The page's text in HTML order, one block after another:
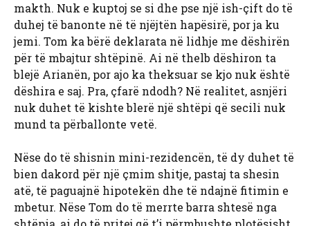
makth. Nuk e kuptoj se si dhe pse një ish-çift do të
duhej të banonte në të njëjtën hapësirë, por ja ku
jemi. Tom ka bërë deklarata në lidhje me dëshirën
për të mbajtur shtëpinë. Ai në thelb dëshiron ta
blejë Arianën, por ajo ka theksuar se kjo nuk është
dëshira e saj. Pra, çfarë ndodh? Në realitet, asnjëri
nuk duhet të kishte blerë një shtëpi që secili nuk
mund ta përballonte vetë.
Nëse do të shisnin mini-rezidencën, të dy duhet të
bien dakord për një çmim shitje, pastaj ta shesin
atë, të paguajnë hipotekën dhe të ndajnë fitimin e
mbetur. Nëse Tom do të merrte barra shtesë nga